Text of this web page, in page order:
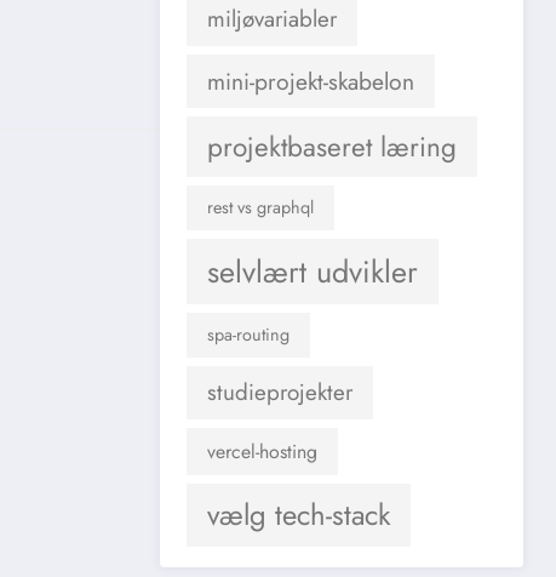
miljøvariabler
mini-projekt-skabelon
projektbaseret læring
rest vs graphql
selvlært udvikler
spa-routing
studieprojekter
vercel-hosting
vælg tech-stack